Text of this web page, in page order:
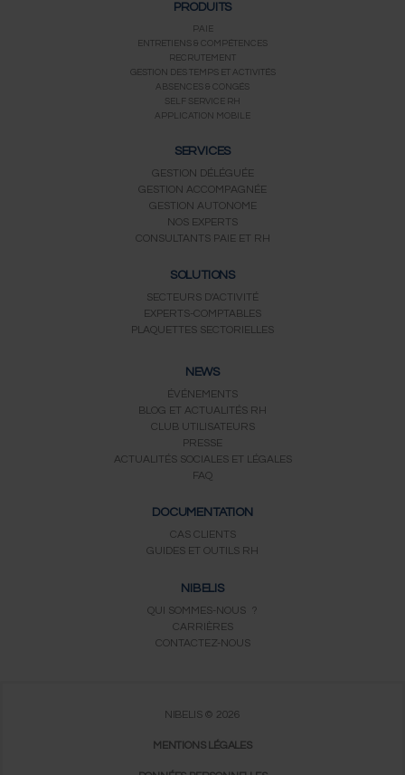
e
g
r
a
m
k
e
d
i
n
PRODUITS
PAIE
ENTRETIENS & COMPÉTENCES
RECRUTEMENT
GESTION DES TEMPS ET ACTIVITÉS
ABSENCES & CONGÉS
SELF SERVICE RH
APPLICATION MOBILE
SERVICES
GESTION DÉLÉGUÉE
GESTION ACCOMPAGNÉE
GESTION AUTONOME
NOS EXPERTS
CONSULTANTS PAIE ET RH
SOLUTIONS
SECTEURS D'ACTIVITÉ
EXPERTS-COMPTABLES
PLAQUETTES SECTORIELLES
NEWS
ÉVÉNEMENTS
BLOG ET ACTUALITÉS RH
CLUB UTILISATEURS
PRESSE
ACTUALITÉS SOCIALES ET LÉGALES
FAQ
DOCUMENTATION
CAS CLIENTS
GUIDES ET OUTILS RH
NIBELIS
QUI SOMMES-NOUS ?
CARRIÈRES
CONTACTEZ-NOUS
NIBELIS © 2026
MENTIONS LÉGALES